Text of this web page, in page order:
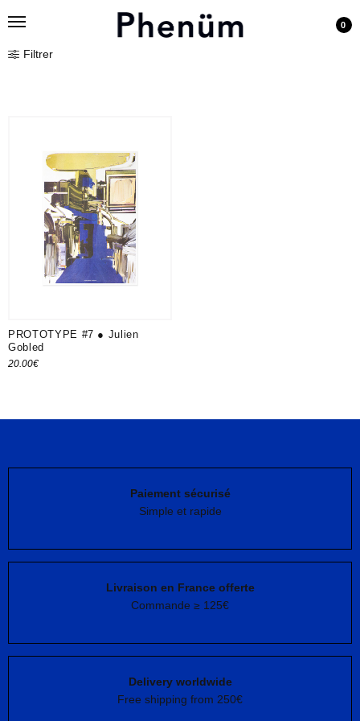
0
Filtrer
PROTOTYPE #7 ● Julien
Gobled
20.00€
Paiement sécurisé
Simple et rapide
Livraison en France offerte
Commande ≥ 125€
Delivery worldwide
Free shipping from 250€